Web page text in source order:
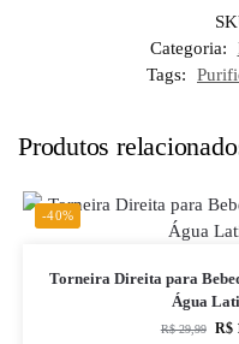
Categoria:
Tags:
Produtos
-40%
Torneira Direita para
Água
R$29,99 R$